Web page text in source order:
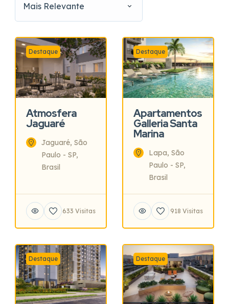
Mais Relevante
Destaque
Atmosfera
Jaguaré
Jaguaré, São
Paulo - SP,
Brasil
633 Visitas
Destaque
Apartamentos
Galleria Santa
Marina
Lapa, São
Paulo - SP,
Brasil
918 Visitas
Destaque Destaque